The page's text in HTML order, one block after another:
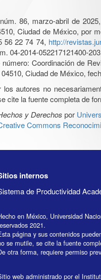
86, marzo-abril de
Ciudad de México, por
56 22 74 74, http://
04-2014-052217121400-
Coordinación de
Ciudad de México,
los autores no
cite la fuente completa de
y Derechos por
Commons
internos
de Productividad
en México, Universidad
2021.
página y sus contenidos
se mutile, se cite la fuente
otra forma, requiere permiso
web administrado por el